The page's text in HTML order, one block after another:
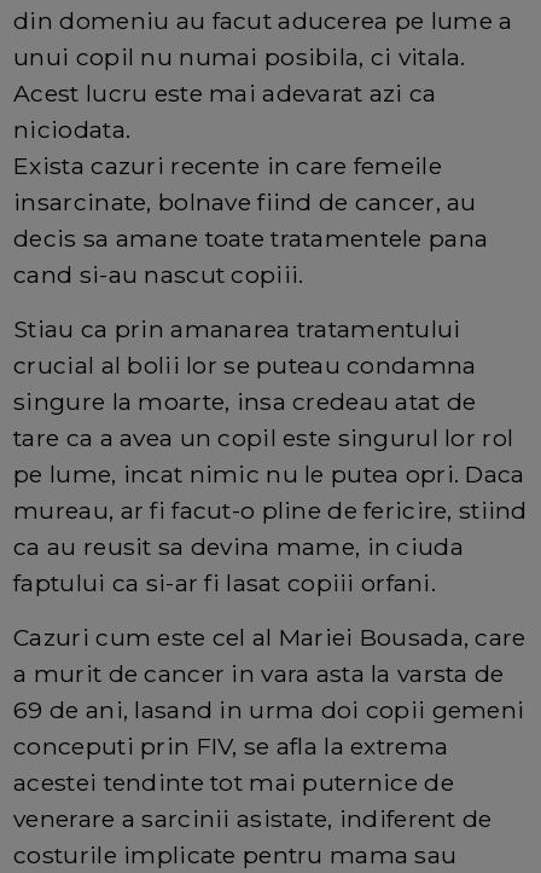
din domeniu au facut aducerea pe lume a
unui copil nu numai posibila, ci vitala.
Acest lucru este mai adevarat azi ca
niciodata.
Exista cazuri recente in care femeile
insarcinate, bolnave fiind de cancer, au
decis sa amane toate tratamentele pana
cand si-au nascut copiii.
Stiau ca prin amanarea tratamentului
crucial al bolii lor se puteau condamna
singure la moarte, insa credeau atat de
tare ca a avea un copil este singurul lor rol
pe lume, incat nimic nu le putea opri. Daca
mureau, ar fi facut-o pline de fericire, stiind
ca au reusit sa devina mame, in ciuda
faptului ca si-ar fi lasat copiii orfani.
Cazuri cum este cel al Mariei Bousada, care
a murit de cancer in vara asta la varsta de
69 de ani, lasand in urma doi copii gemeni
conceputi prin FIV, se afla la extrema
acestei tendinte tot mai puternice de
venerare a sarcinii asistate, indiferent de
costurile implicate pentru mama sau